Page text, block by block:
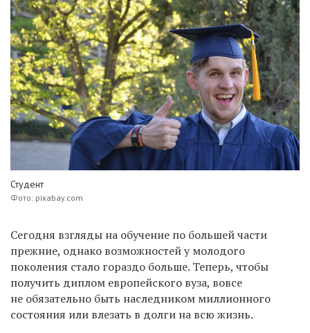
Студент
Фото: pixabay.com
Сегодня взгляды на обучение по большей части
прежние, однако возможностей у молодого
поколения стало гораздо больше. Теперь, чтобы
получить диплом европейского вуза, вовсе
не обязательно быть наследником миллионного
состояния или влезать в долги на всю жизнь.